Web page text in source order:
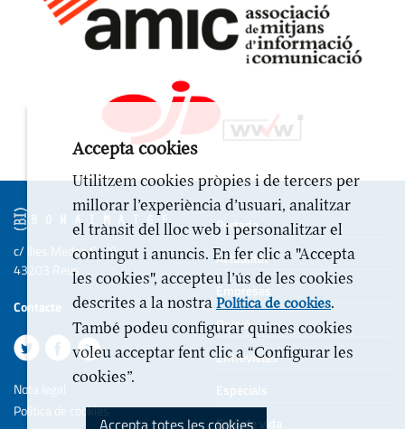
Portada
Actualitat
Empreses
Opinió
Entrevistes
Especials
Estil de vida
c/ Illes Medes 6-10
43203 Reus
Contacte
Nota legal
Politica de cookies
Accepta cookies
Utilitzem cookies pròpies i de tercers per
millorar l’experiència d’usuari, analitzar
el trànsit del lloc web i personalitzar el
contingut i anuncis. En fer clic a "Accepta
les cookies", accepteu l’ús de les cookies
descrites a la nostra Política de cookies.
També podeu configurar quines cookies
voleu acceptar fent clic a “Configurar les
cookies”.
Accepta totes les cookies